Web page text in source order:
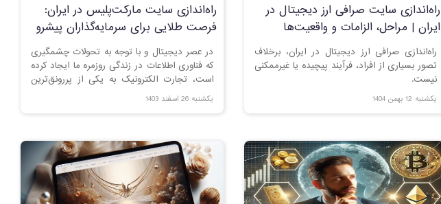
راه‌اندازی سایت صرافی ارز دیجیتال در
ایران | مراحل، الزامات و واقعیت‌ها
راه‌اندازی صرافی ارز دیجیتال در ایران، برخلاف
تصور بسیاری از افراد، فرآیند پیچیده یا غیرممکنی
نیست.
یکشنبه 12 بهمن 1404
راه‌اندازی سایت مارکت‌پلیس در ایران:
فرصت طلایی برای سرمایه‌گذاران پیشرو
در عصر دیجیتال و با توجه به تحولات چشمگیری
که فناوری اطلاعات در زندگی روزمره ما ایجاد کرده
است، تجارت الکترونیک به یکی از پررونق‌ترین
بخش‌های اقتصادی تبدیل شده است. ایران نیز به
عنوان یکی از بازارهای رو به رشد در منطقه،
سایت مارکت‌پلیس (Marketplace) می‌تواند
فرصتی طلایی برای سرمایه‌گذارانی باشد که به
دنبال سودآوری بلندمدت و ایجاد تأثیر مثبت در
اقتصاد کشور هستند.
یکشنبه 26 اسفند 1403